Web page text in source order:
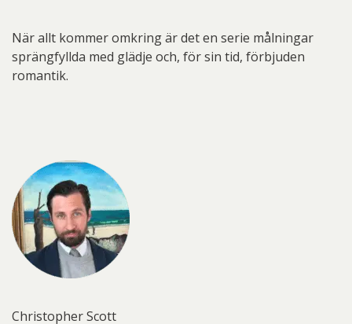
När allt kommer omkring är det en serie målningar
sprängfyllda med glädje och, för sin tid, förbjuden
romantik.
Christopher Scott